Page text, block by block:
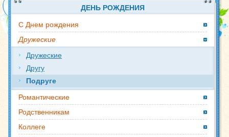
ДЕНЬ РОЖДЕНИЯ
С Днем рождения
Дружеские
Дружеские
Другу
Подруге
Романтические
Родственникам
Коллеге